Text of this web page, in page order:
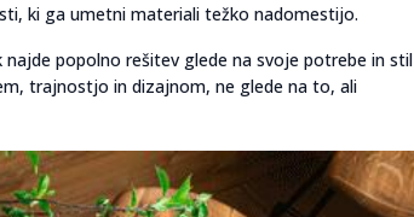
ki ga umetni materiali težko nadomestijo.
popolno rešitev glede na svoje potrebe in stil
trajnostjo in dizajnom, ne glede na to, ali